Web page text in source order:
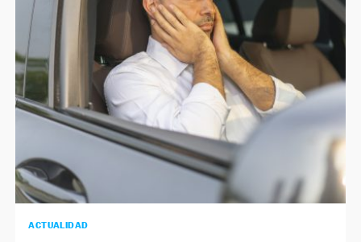
ACTUALIDAD